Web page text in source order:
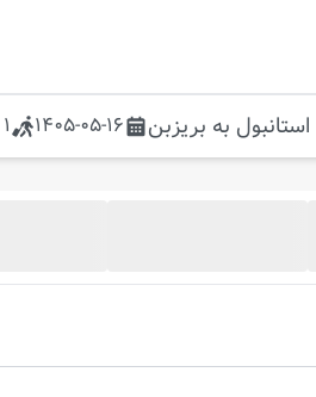
استانبول به بریزبن 1405-05-16
1